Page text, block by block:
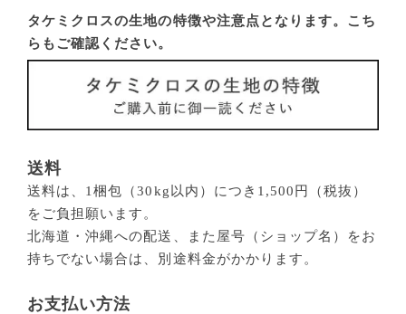
タケミクロスの生地の特徴や注意点となります。こち
らもご確認ください。
送料
送料は、1梱包（30kg以内）につき1,500円（税抜）
をご負担願います。
北海道・沖縄への配送、また屋号（ショップ名）をお
持ちでない場合は、別途料金がかかります。
お支払い方法